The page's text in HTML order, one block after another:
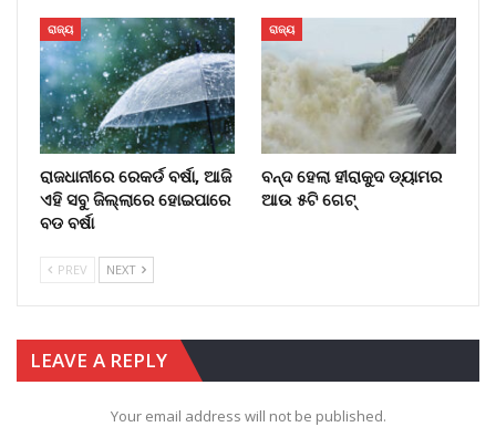
ରାଜ୍ୟ
ରାଜଧାନୀରେ ରେକର୍ଡ ବର୍ଷା, ଆଜି
ଏହି ସବୁ ଜିଲ୍ଲାରେ ହୋଇପାରେ
ବଡ ବର୍ଷା
ରାଜ୍ୟ
ବନ୍ଦ ହେଲା ହୀରାକୁଦ ଡ୍ୟାମର
ଆଉ ୫ଟି ଗେଟ୍
PREV NEXT
LEAVE A REPLY
Your email address will not be published.